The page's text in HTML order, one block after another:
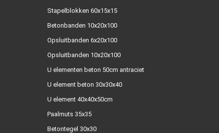
Stapelblokken 60x15x15
Betonbanden 10x20x100
Opsluitbanden 6x20x100
Opsluitbanden 10x20x100
U elementen beton 50cm antraciet
U element beton 30x30x40
U element 40x40x50cm
Paalmuts 35x35
Betontegel 30x30